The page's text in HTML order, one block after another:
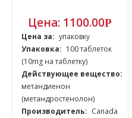
Цена: 1100.00Р
Цена за: упаковку
Упаковка: 100 таблеток
(10mg на таблетку)
Действующее вещество:
метандиенон
(метандростенолон)
Производитель: Canada